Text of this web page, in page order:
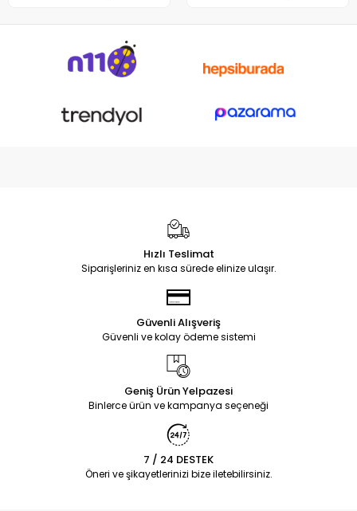
Hızlı Teslimat
Siparişleriniz en kısa sürede elinize ulaşır.
Güvenli Alışveriş
Güvenli ve kolay ödeme sistemi
Geniş Ürün Yelpazesi
Binlerce ürün ve kampanya seçeneği
7 / 24 DESTEK
Öneri ve şikayetlerinizi bize iletebilirsiniz.